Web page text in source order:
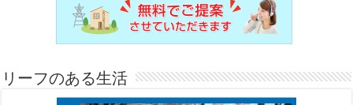
リーフのある生活